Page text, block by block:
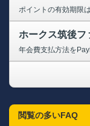
閲覧の多いFAQ